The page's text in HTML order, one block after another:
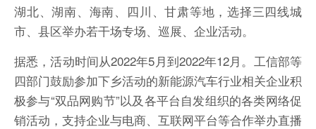
经、科技、公司、金融、互
湖北、湖南、海南、四川、甘肃等地，选择三四线城
市、县区举办若干场专场、巡展、企业活动。
据悉，活动时间从2022年5月到2022年12月。工信部等
四部门鼓励参加下乡活动的新能源汽车行业相关企业积
极参与“双品网购节”以及各平台自发组织的各类网络促
销活动，支持企业与电商、互联网平台等合作举办直播